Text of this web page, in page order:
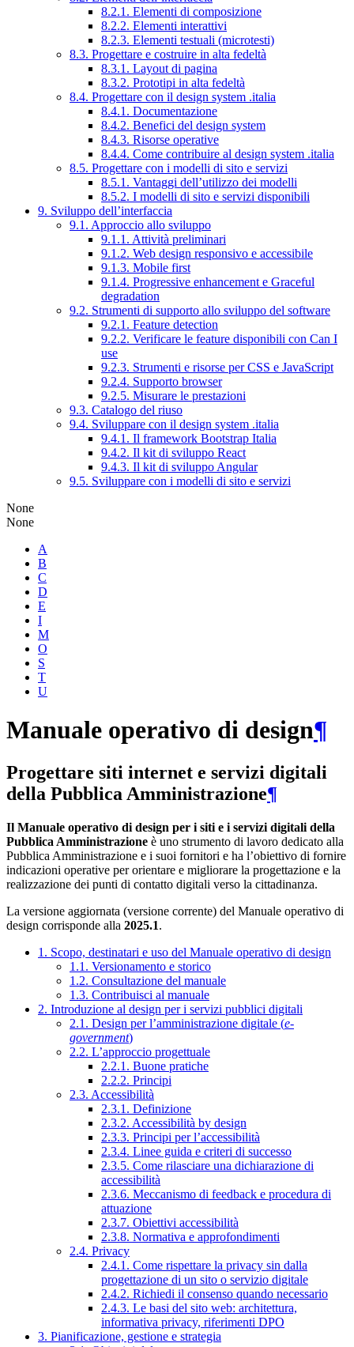
8.2.1. Elementi di composizione
8.2.2. Elementi interattivi
8.2.3. Elementi testuali (microtesti)
8.3. Progettare e costruire in alta fedeltà
8.3.1. Layout di pagina
8.3.2. Prototipi in alta fedeltà
8.4. Progettare con il design system .italia
8.4.1. Documentazione
8.4.2. Benefici del design system
8.4.3. Risorse operative
8.4.4. Come contribuire al design system .italia
8.5. Progettare con i modelli di sito e servizi
8.5.1. Vantaggi dell’utilizzo dei modelli
8.5.2. I modelli di sito e servizi disponibili
9. Sviluppo dell’interfaccia
9.1. Approccio allo sviluppo
9.1.1. Attività preliminari
9.1.2. Web design responsivo e accessibile
9.1.3. Mobile first
9.1.4. Progressive enhancement e Graceful
degradation
9.2. Strumenti di supporto allo sviluppo del software
9.2.1. Feature detection
9.2.2. Verificare le feature disponibili con Can I
use
9.2.3. Strumenti e risorse per CSS e JavaScript
9.2.4. Supporto browser
9.2.5. Misurare le prestazioni
9.3. Catalogo del riuso
9.4. Sviluppare con il design system .italia
9.4.1. Il framework Bootstrap Italia
9.4.2. Il kit di sviluppo React
9.4.3. Il kit di sviluppo Angular
9.5. Sviluppare con i modelli di sito e servizi
None
None
A
B
C
D
E
I
M
O
S
T
U
Manuale operativo di design¶
Progettare siti internet e servizi digitali
della Pubblica Amministrazione¶
Il Manuale operativo di design per i siti e i servizi digitali della
Pubblica Amministrazione è uno strumento di lavoro dedicato alla
Pubblica Amministrazione e i suoi fornitori e ha l’obiettivo di fornire
indicazioni operative per orientare e migliorare la progettazione e la
realizzazione dei punti di contatto digitali verso la cittadinanza.
La versione aggiornata (versione corrente) del Manuale operativo di
design corrisponde alla 2025.1.
1. Scopo, destinatari e uso del Manuale operativo di design
1.1. Versionamento e storico
1.2. Consultazione del manuale
1.3. Contribuisci al manuale
2. Introduzione al design per i servizi pubblici digitali
2.1. Design per l’amministrazione digitale (e-
government)
2.2. L’approccio progettuale
2.2.1. Buone pratiche
2.2.2. Principi
2.3. Accessibilità
2.3.1. Definizione
2.3.2. Accessibilità by design
2.3.3. Principi per l’accessibilità
2.3.4. Linee guida e criteri di successo
2.3.5. Come rilasciare una dichiarazione di
accessibilità
2.3.6. Meccanismo di feedback e procedura di
attuazione
2.3.7. Obiettivi accessibilità
2.3.8. Normativa e approfondimenti
2.4. Privacy
2.4.1. Come rispettare la privacy sin dalla
progettazione di un sito o servizio digitale
2.4.2. Richiedi il consenso quando necessario
2.4.3. Le basi del sito web: architettura,
informativa privacy, riferimenti DPO
3. Pianificazione, gestione e strategia